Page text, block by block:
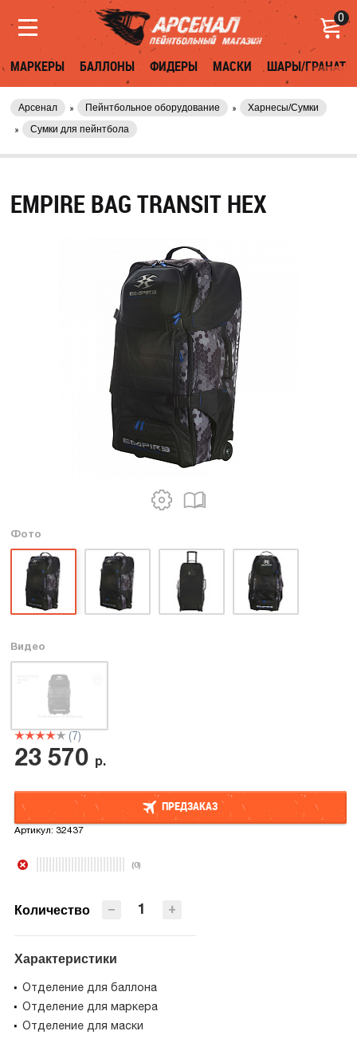
0
МАРКЕРЫ БАЛЛОНЫ ФИДЕРЫ МАСКИ ШАРЫ/ГРАНАТЫ
Арсенал Пейнтбольное оборудование
Харнесы/Сумки
Сумки для пейнтбола
EMPIRE BAG TRANSIT HEX
Фото
Видео
(7)
23 570 р.
ПРЕДЗАКАЗ
Артикул: 32437
(0)
Количество +
−
Характеристики
Отделение для баллона
Отделение для маркера
Отделение для маски